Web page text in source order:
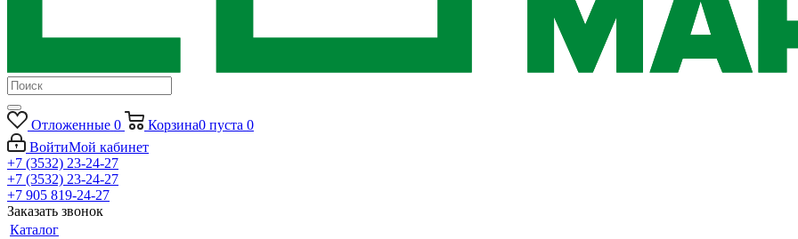
Отложенные 0 Корзина0 пуста 0
ВойтиМой кабинет
+7 (3532) 23-24-27
+7 (3532) 23-24-27
+7 905 819-24-27
Заказать звонок
Каталог